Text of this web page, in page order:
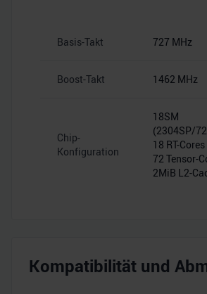
Basis-Takt 727 MHz
Boost-Takt 1462 MHz
Chip-
Konfiguration
18SM
(2304SP/
18 RT-Cores
72 Tensor-
2MiB L2-
Kompatibilität und